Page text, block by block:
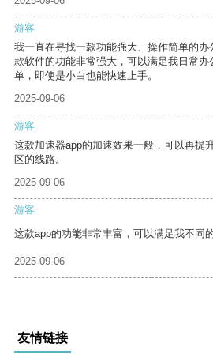
游客
我一直在寻找一款功能强大、操作简单的
款软件的功能非常强大，可以满足我日常
单，即使是小白也能快速上手。
2025-09-06
游客
这款加速器app的加速效果一般，可以再提
区的线路。
2025-09-06
游客
这款app的功能非常丰富，可以满足我不同
2025-09-06
友情链接